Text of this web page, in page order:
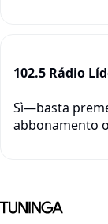
102.5 Rádio
Sì—basta
abbonamento